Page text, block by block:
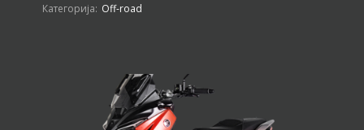
Категорија: Off-road